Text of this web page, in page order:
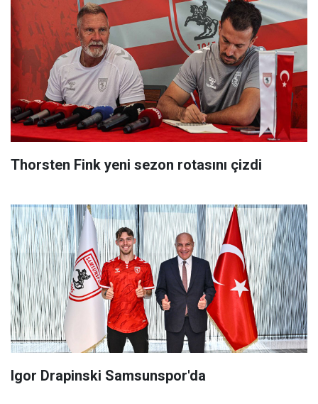
Thorsten Fink yeni sezon rotasını çizdi
Igor Drapinski Samsunspor'da